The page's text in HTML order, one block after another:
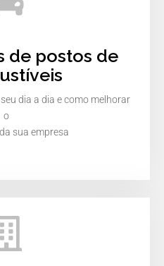
de postos de
dia a dia e como melhorar
o
sua empresa